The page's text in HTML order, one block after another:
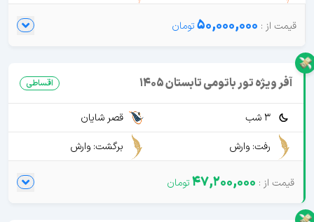
50,000,000
آفر ویژه تور باتومی تابستان 1405 اقساطی
3 شب
قصر شایان
رفت: وارش
برگشت: وارش
47,200,000